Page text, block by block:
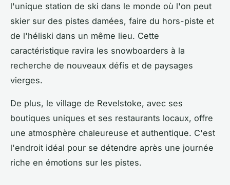
l'unique station de ski dans le monde où l'on peut
skier sur des pistes damées, faire du hors-piste et
de l'héliski dans un même lieu. Cette
caractéristique ravira les snowboarders à la
recherche de nouveaux défis et de paysages
vierges.
De plus, le village de Revelstoke, avec ses
boutiques uniques et ses restaurants locaux, offre
une atmosphère chaleureuse et authentique. C'est
l'endroit idéal pour se détendre après une journée
riche en émotions sur les pistes.